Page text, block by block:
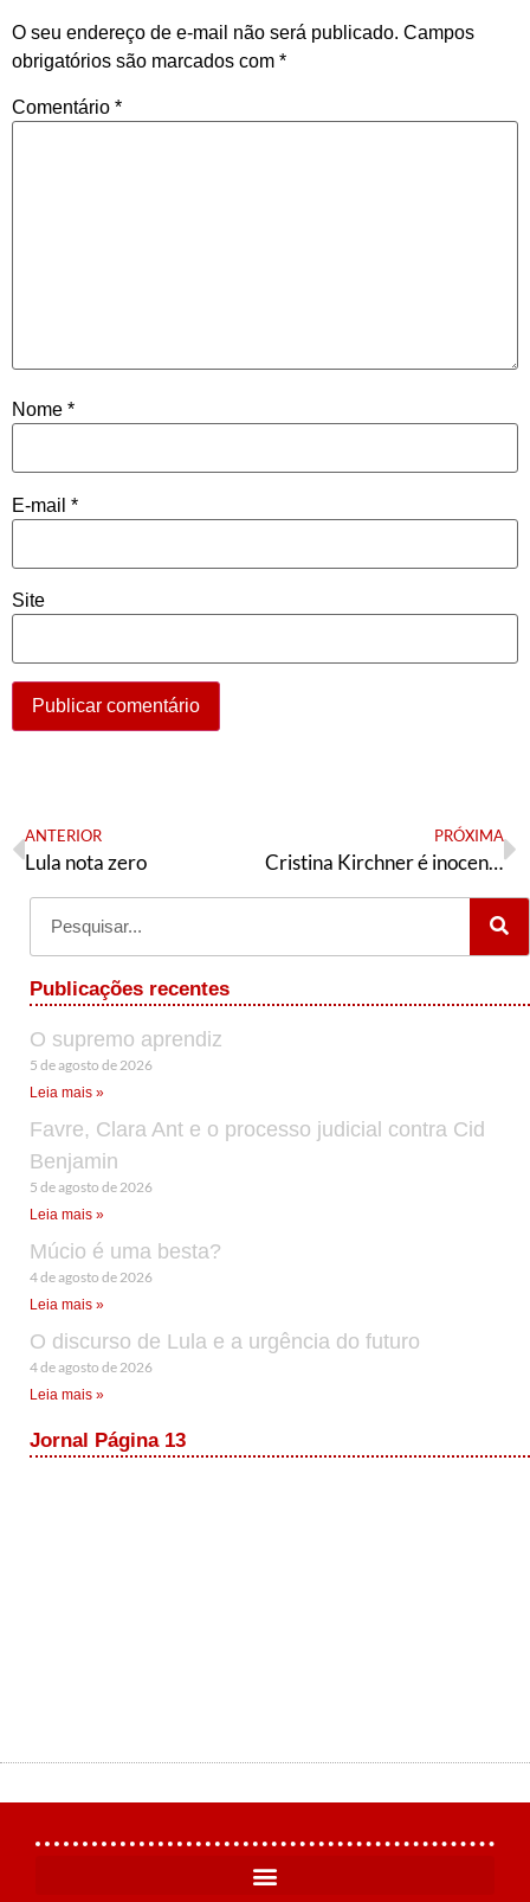
O seu endereço de e-mail não será publicado. Campos
obrigatórios são marcados com *
Comentário *
Nome *
E-mail *
Site
ANTERIOR
Lula nota zero
PRÓXIMA
Cristina Kirchner é inocente e deve estar livre
Publicações recentes
O supremo aprendiz
5 de agosto de 2026
Leia mais »
Favre, Clara Ant e o processo judicial contra Cid
Benjamin
5 de agosto de 2026
Leia mais »
Múcio é uma besta?
4 de agosto de 2026
Leia mais »
O discurso de Lula e a urgência do futuro
4 de agosto de 2026
Leia mais »
Jornal Página 13